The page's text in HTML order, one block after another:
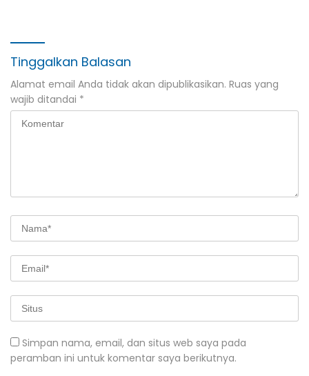
Tinggalkan Balasan
Alamat email Anda tidak akan dipublikasikan. Ruas yang
wajib ditandai *
Simpan nama, email, dan situs web saya pada
peramban ini untuk komentar saya berikutnya.